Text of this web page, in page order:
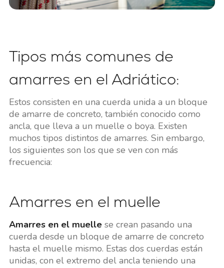
Tipos más comunes de
amarres en el Adriático:
Estos consisten en una cuerda unida a un bloque
de amarre de concreto, también conocido como
ancla, que lleva a un muelle o boya. Existen
muchos tipos distintos de amarres. Sin embargo,
los siguientes son los que se ven con más
frecuencia:
Amarres en el muelle
Amarres en el muellese crean pasando una
cuerda desde un bloque de amarre de concreto
hasta el muelle mismo. Estas dos cuerdas están
unidas, con el extremo del ancla teniendo una